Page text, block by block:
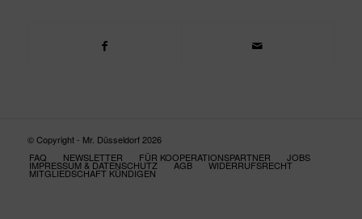
© Copyright - Mr. Düsseldorf 2026
FAQ
NEWSLETTER FÜR KOOPERATIONSPARTNER JOBS
IMPRESSUM & DATENSCHUTZ AGB WIDERRUFSRECHT
MITGLIEDSCHAFT KÜNDIGEN